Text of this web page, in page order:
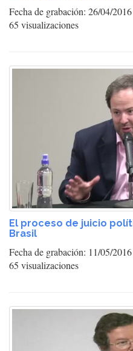
Fecha de grabación: 26/04/2016
65 visualizaciones
El proceso de juicio
Brasil
Fecha de grabación: 11/05/2016
65 visualizaciones